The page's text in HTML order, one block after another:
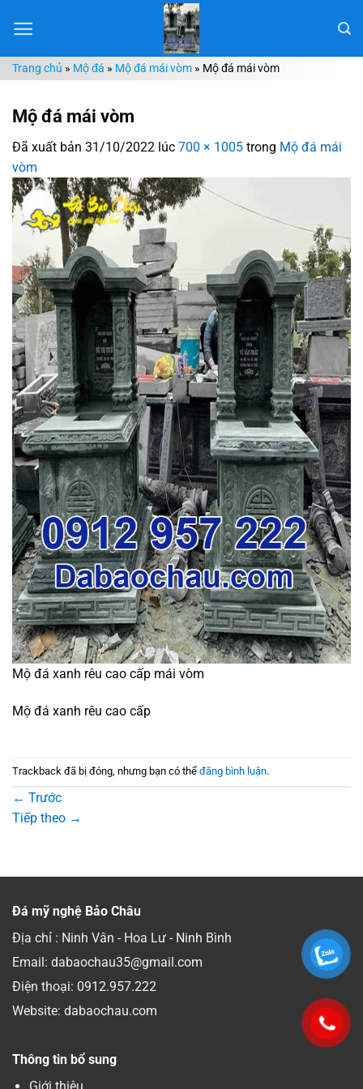
đến
dungTrang chủ » Mộ đá » Mộ đá mái vòm » Mộ đá mái vòm
Mộ đá mái vòm
Đã xuất bản 31/10/2022 lúc 700 × 1005 trong Mộ đá mái
vòm
Mộ đá xanh rêu cao cấp mái vòm
Mộ đá xanh rêu cao cấp
Trackback đã bị đóng, nhưng bạn có thể đăng bình luận.
← Trước
Tiếp theo →
Đá mỹ nghệ Bảo Châu
Địa chỉ : Ninh Vân - Hoa Lư - Ninh Bình
Email: dabaochau35@gmail.com
Điện thoại: 0912.957.222
Website: dabaochau.com
Thông tin bổ sung